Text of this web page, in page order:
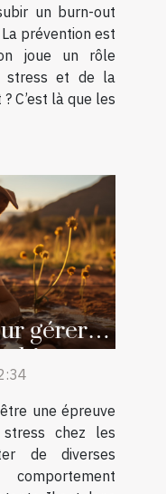
un burn-out
prévention est
joue un rôle
stress et de la
C’est là que les
gérer
chiens
une épreuve
chez les
de diverses